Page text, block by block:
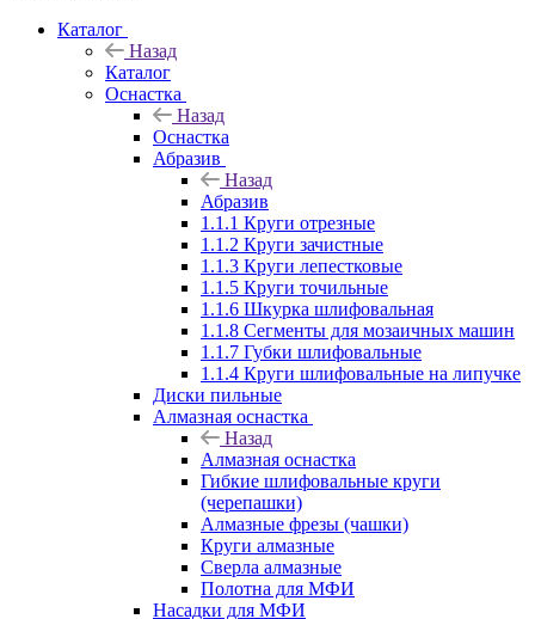
Каталог
Назад
Каталог
Оснастка
Назад
Оснастка
Абразив
Назад
Абразив
1.1.1 Круги отрезные
1.1.2 Круги зачистные
1.1.3 Круги лепестковые
1.1.5 Круги точильные
1.1.6 Шкурка шлифовальная
1.1.8 Сегменты для мозаичных машин
1.1.7 Губки шлифовальные
1.1.4 Круги шлифовальные на липучке
Диски пильные
Алмазная оснастка
Назад
Алмазная оснастка
Гибкие шлифовальные круги
(черепашки)
Алмазные фрезы (чашки)
Круги алмазные
Сверла алмазные
Полотна для МФИ
Насадки для МФИ